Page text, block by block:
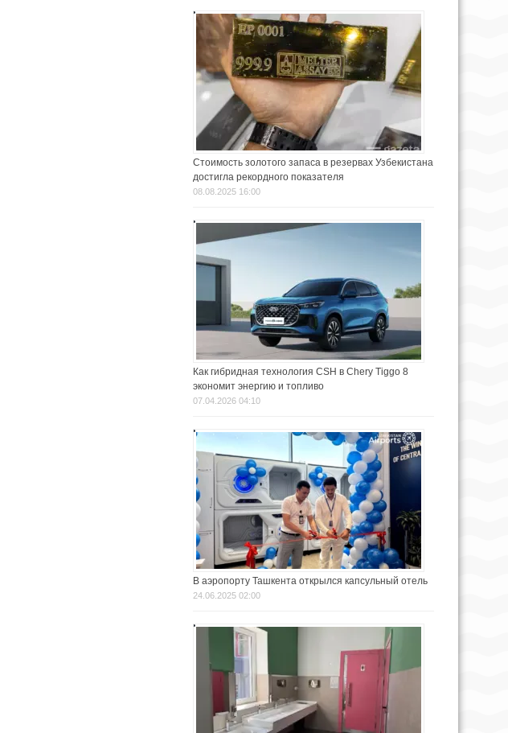
Стоимость золотого запаса в резервах Узбекистана
достигла рекордного показателя
08.08.2025 16:00
Как гибридная технология CSH в Chery Tiggo 8
экономит энергию и топливо
07.04.2026 04:10
В аэропорту Ташкента открылся капсульный отель
24.06.2025 02:00